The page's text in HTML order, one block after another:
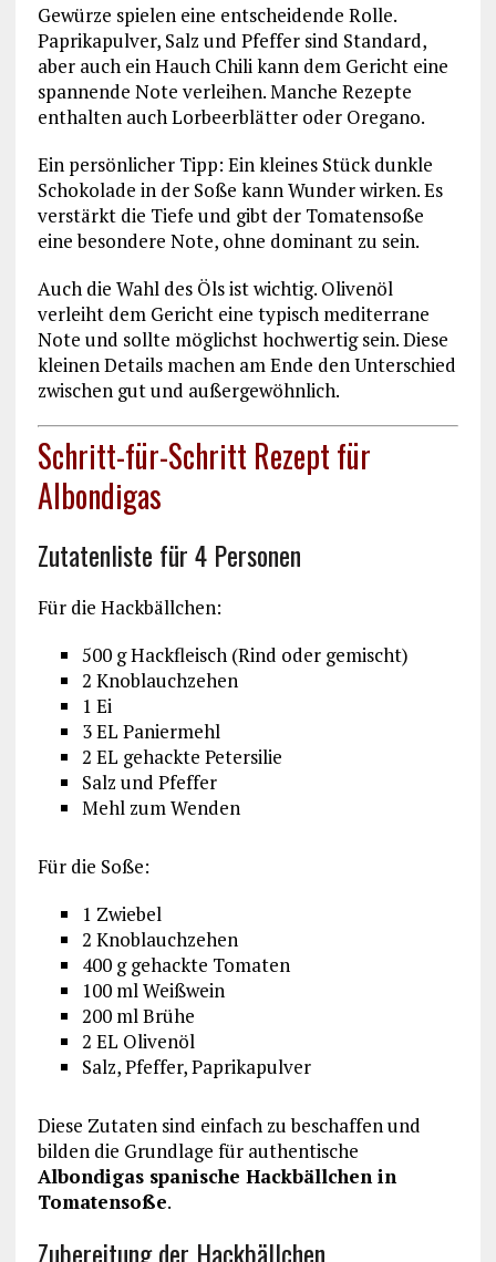
Gewürze spielen eine entscheidende Rolle.
Paprikapulver, Salz und Pfeffer sind Standard,
aber auch ein Hauch Chili kann dem Gericht eine
spannende Note verleihen. Manche Rezepte
enthalten auch Lorbeerblätter oder Oregano.
Ein persönlicher Tipp: Ein kleines Stück dunkle
Schokolade in der Soße kann Wunder wirken. Es
verstärkt die Tiefe und gibt der Tomatensoße
eine besondere Note, ohne dominant zu sein.
Auch die Wahl des Öls ist wichtig. Olivenöl
verleiht dem Gericht eine typisch mediterrane
Note und sollte möglichst hochwertig sein. Diese
kleinen Details machen am Ende den Unterschied
zwischen gut und außergewöhnlich.
Schritt-für-Schritt Rezept für
Albondigas
Zutatenliste für 4 Personen
Für die Hackbällchen:
500 g Hackfleisch (Rind oder gemischt)
2 Knoblauchzehen
1 Ei
3 EL Paniermehl
2 EL gehackte Petersilie
Salz und Pfeffer
Mehl zum Wenden
Für die Soße:
1 Zwiebel
2 Knoblauchzehen
400 g gehackte Tomaten
100 ml Weißwein
200 ml Brühe
2 EL Olivenöl
Salz, Pfeffer, Paprikapulver
Diese Zutaten sind einfach zu beschaffen und
bilden die Grundlage für authentische
Albondigas spanische Hackbällchen in
Tomatensoße.
Zubereitung der Hackbällchen